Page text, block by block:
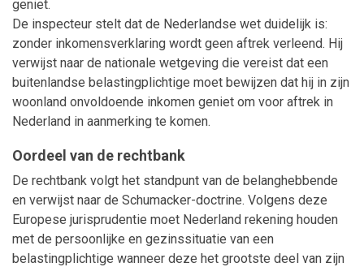
geniet.
De inspecteur stelt dat de Nederlandse wet duidelijk is:
zonder inkomensverklaring wordt geen aftrek verleend. Hij
verwijst naar de nationale wetgeving die vereist dat een
buitenlandse belastingplichtige moet bewijzen dat hij in zijn
woonland onvoldoende inkomen geniet om voor aftrek in
Nederland in aanmerking te komen.
Oordeel van de rechtbank
De rechtbank volgt het standpunt van de belanghebbende
en verwijst naar de Schumacker-doctrine. Volgens deze
Europese jurisprudentie moet Nederland rekening houden
met de persoonlijke en gezinssituatie van een
belastingplichtige wanneer deze het grootste deel van zijn